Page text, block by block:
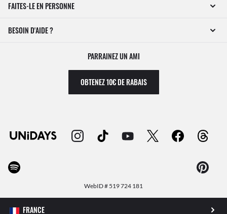
FAITES-LE EN PERSONNE
BESOIN D'AIDE ?
PARRAINEZ UN AMI
OBTENEZ 10€ DE RABAIS
WebID # 519 724 181